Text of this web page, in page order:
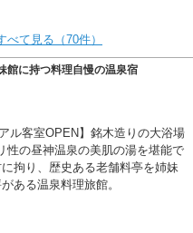
て見る（70件）
館に持つ料理自慢の温泉宿
ル客室OPEN】銘木造りの大浴場
性の昼神温泉の美肌の湯を堪能で
拘り、歴史ある老舗料亭を姉妹
ある温泉料理旅館。